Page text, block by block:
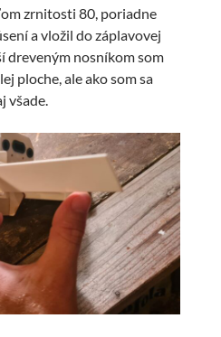
zrnitosti 80, poriadne
a vložil do záplavovej
dreveným nosníkom som
ploche, ale ako som sa
všade.